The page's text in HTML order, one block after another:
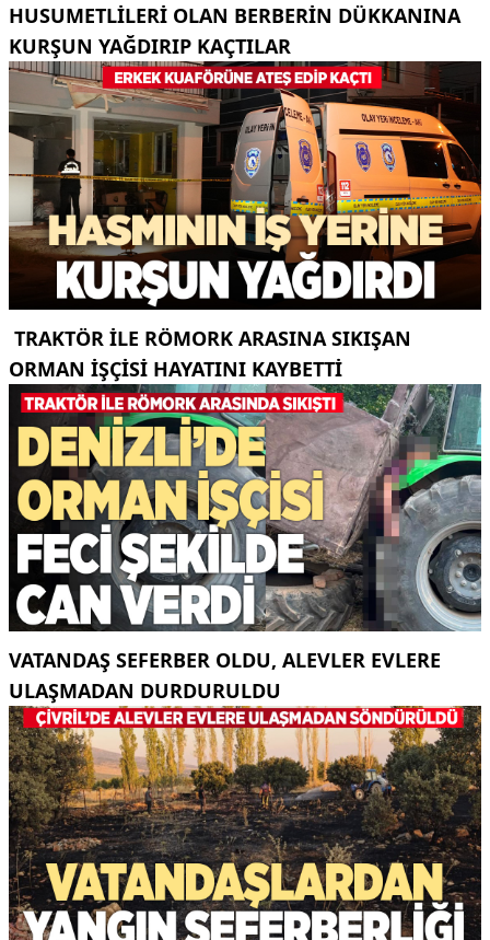
HUSUMETLILERI OLAN BERBERIN DÜKKANINA
KURŞUN YAĞDIRIP KAÇTILAR
TRAKTÖR ILE RÖMORK ARASINA SIKIŞAN
ORMAN IŞÇISI HAYATINI KAYBETTI
VATANDAŞ SEFERBER OLDU, ALEVLER EVLERE
ULAŞMADAN DURDURULDU